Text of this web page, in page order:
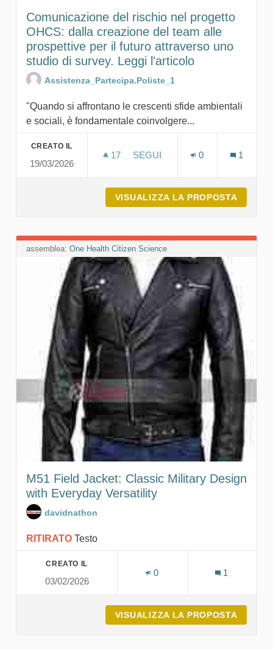
Comunicazione del rischio nel progetto
OHCS: dalla creazione del team alle
prospettive per il futuro attraverso uno
studio di survey. Leggi l'articolo
Assistenza_Partecipa.Poliste_1
"Quando si affrontano le crescenti sfide ambientali
e sociali, è fondamentale coinvolgere...
CREATO IL
19/03/2026
17 17 SOSTENITORI
SEGUI
0 1
VISUALIZZA LA PROPOSTA
assemblea: One Health Citizen Science
M51 Field Jacket: Classic Military Design
with Everyday Versatility
davidnathon
RITIRATO Testo
CREATO IL
03/02/2026
0 1
VISUALIZZA LA PROPOSTA